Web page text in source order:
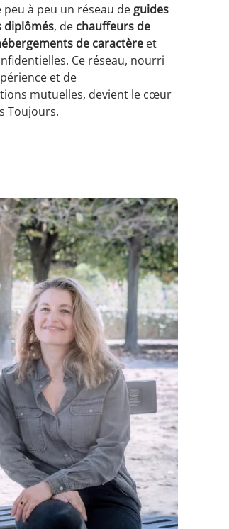
peu à peu un réseau de guides
diplômés, de chauffeurs de
de caractèreet
Ce réseau, nourri
et de
mutuelles, devient le cœur
Toujours.